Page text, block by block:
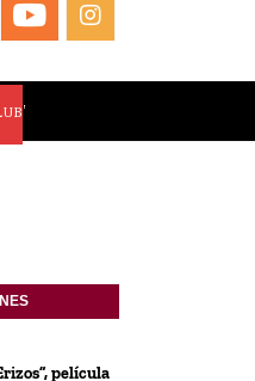
YOUTUBEINSTAGRAM
película